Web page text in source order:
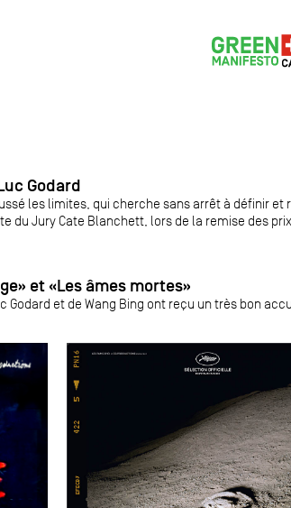
Godard
les limites, qui cherche sans arrêt à définir et
du Jury Cate Blanchett, lors de la remise des
et «Les âmes mortes»
Godard et de Wang Bing ont reçu un très bon